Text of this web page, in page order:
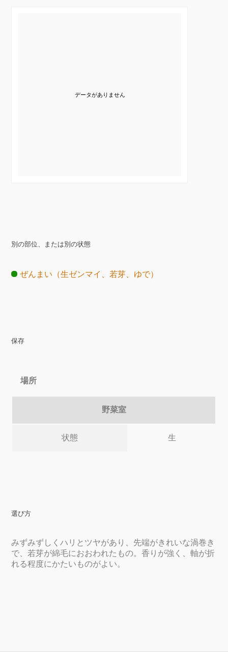
データがありません
別の部位、または別の状態
ぜんまい（生ゼンマイ、若芽、ゆで）
保存
場所
野菜室
状態 生
選び方
みずみずしくハリとツヤがあり、先端がきれいな渦巻き
で、若芽が綿毛におおわれたもの。香りが強く、軸が折
れる程度にかたいものがよい。